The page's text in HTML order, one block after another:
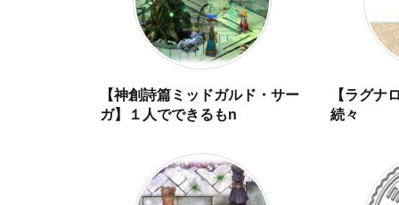
【神創詩篇ミッドガルド・サー
ガ】１人でできるもn
【ラグナ
続々